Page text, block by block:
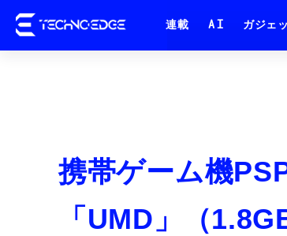
連載 AI ガジェ
携帯ゲーム機
「UMD」（